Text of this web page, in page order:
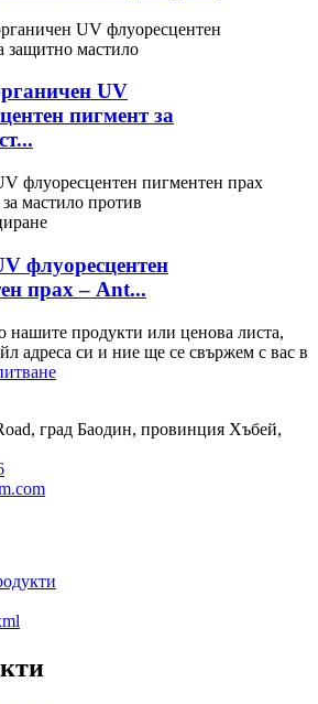
UV
пигмент за
флуоресцентен
прах – Ant...
нашите продукти или ценова листа,
адреса си и ние ще се свържем с вас в
град Баодин, провинция Хъбей,